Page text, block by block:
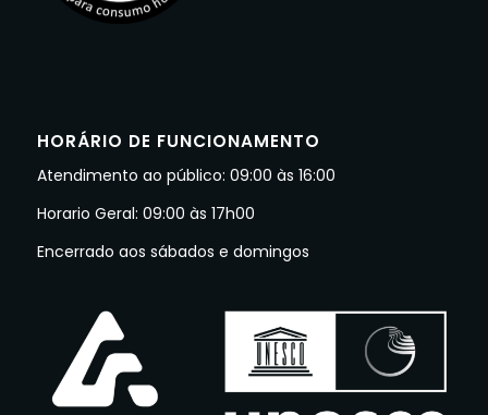
HORÁRIO DE FUNCIONAMENTO
Atendimento ao público: 09:00 às 16:00
Horario Geral: 09:00 às 17h00
Encerrado aos sábados e domingos